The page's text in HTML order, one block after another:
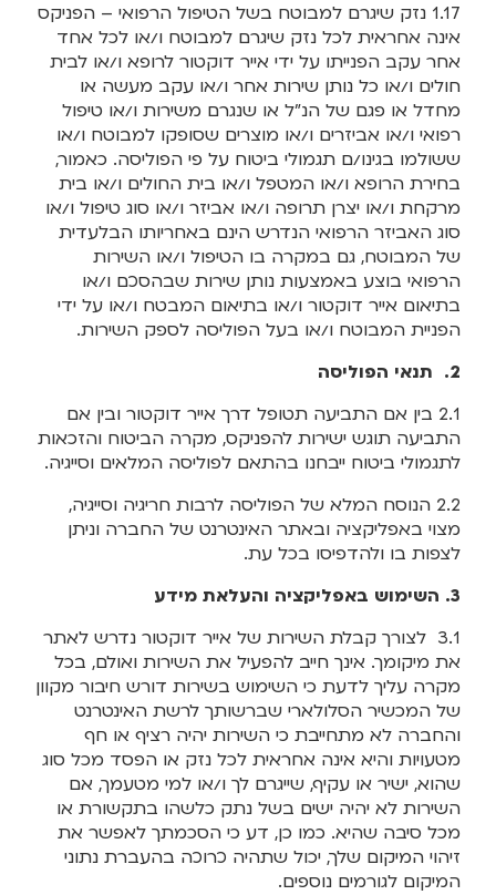
1.17 נזק שיגרם למבוטח בשל הטיפול הרפואי – הפניקס
אינה אחראית לכל נזק שיגרם למבוטח ו/או לכל אחד
אחר עקב הפנייתו על ידי אייר דוקטור לרופא ו/או לבית
חולים ו/או כל נותן שירות אחר ו/או עקב מעשה או
מחדל או פגם של הנ"ל או שנגרם משירות ו/או טיפול
רפואי ו/או אביזרים ו/או מוצרים שסופקו למבוטח ו/או
ששולמו בגינו/ם תגמולי ביטוח על פי הפוליסה. כאמור,
בחירת הרופא ו/או המטפל ו/או בית החולים ו/או בית
מרקחת ו/או יצרן תרופה ו/או אביזר ו/או סוג טיפול ו/או
סוג האביזר הרפואי הנדרש הינם באחריותו הבלעדית
של המבוטח, גם במקרה בו הטיפול ו/או השירות
הרפואי בוצע באמצעות נותן שירות שבהסכם ו/או
בתיאום אייר דוקטור ו/או בתיאום המבטח ו/או על ידי
הפניית המבוטח ו/או בעל הפוליסה לספק השירות.
2. תנאי הפוליסה
2.1 בין אם התביעה תטופל דרך אייר דוקטור ובין אם
התביעה תוגש ישירות להפניקס, מקרה הביטוח והזכאות
לתגמולי ביטוח ייבחנו בהתאם לפוליסה המלאים וסייגיה.
2.2 הנוסח המלא של הפוליסה לרבות חריגיה וסייגיה,
מצוי באפליקציה ובאתר האינטרנט של החברה וניתן
לצפות בו ולהדפיסו בכל עת.
3. השימוש באפליקציה והעלאת מידע
3.1 לצורך קבלת השירות של אייר דוקטור נדרש לאתר
את מיקומך. אינך חייב להפעיל את השירות ואולם, בכל
מקרה עליך לדעת כי השימוש בשירות דורש חיבור מקוון
של המכשיר הסלולארי שברשותך לרשת האינטרנט
והחברה לא מתחייבת כי השירות יהיה רציף או חף
מטעויות והיא אינה אחראית לכל נזק או הפסד מכל סוג
שהוא, ישיר או עקיף, שייגרם לך ו/או למי מטעמך, אם
השירות לא יהיה ישים בשל נתק כלשהו בתקשורת או
מכל סיבה שהיא. כמו כן, דע כי הסכמתך לאפשר את
זיהוי המיקום שלך, יכול שתהיה כרוכה בהעברת נתוני
המיקום לגורמים נוספים.